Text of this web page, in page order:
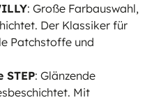
: Große Farbauswahl,
Der Klassiker für
Patchstoffe und
STEP: Glänzende
Mit